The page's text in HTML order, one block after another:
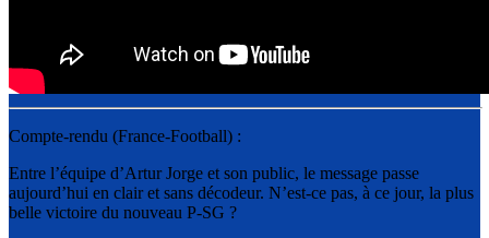
Compte-rendu (France-Football) :
Entre l’équipe d’Artur Jorge et son public, le message passe
aujourd’hui en clair et sans décodeur. N’est-ce pas, à ce jour, la plus
belle victoire du nouveau P-SG ?